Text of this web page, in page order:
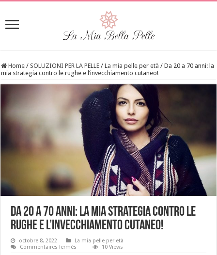
Home / SOLUZIONI PER LA PELLE / La mia pelle per età / Da 20 a 70 anni: la
mia strategia contro le rughe e l’invecchiamento cutaneo!
Da 20 a 70 anni: la mia strategia contro le
rughe e l’invecchiamento cutaneo!
octobre 8, 2022
La mia pelle per età
Commentaires fermés
10 Views